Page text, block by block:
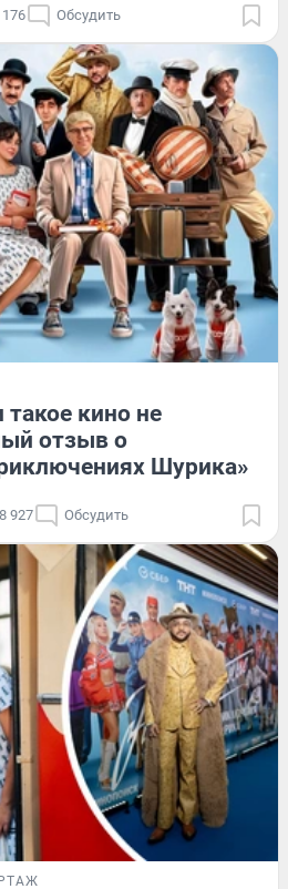
176 Обсудить
кино не
отзыв о
Шурика»
8 927 Обсудить